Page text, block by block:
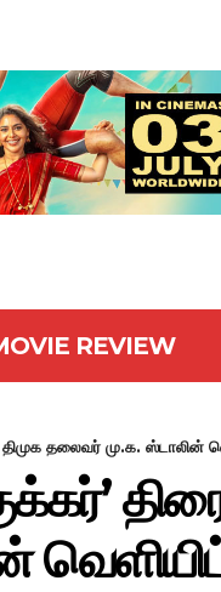
REVIEW
தலைவர் மு.க. ஸ்டாலின்